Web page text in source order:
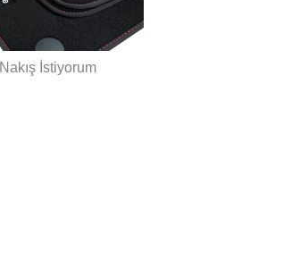
Nakış İstiyorum